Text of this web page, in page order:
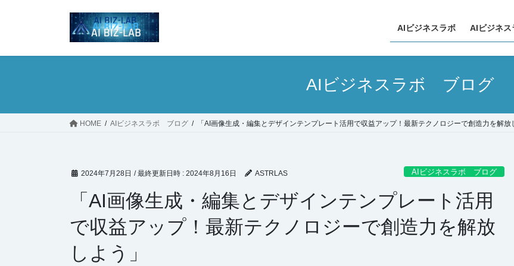
AIビジネスラボ AIビジネ
AIビジネスラボ ブログ
HOME AIビジネスラボ ブログ 「AI画像生成・編集とデザインテンプレート活用で収益アップ！最新テクノロジーで創造力を解放
2024年7月28日 / 最終更新日時 : 2024年8月16日 ASTRLAS AIビジネスラボ ブログ
「AI画像生成・編集とデザインテンプレート活用
で収益アップ！最新テクノロジーで創造力を解放
しよう」